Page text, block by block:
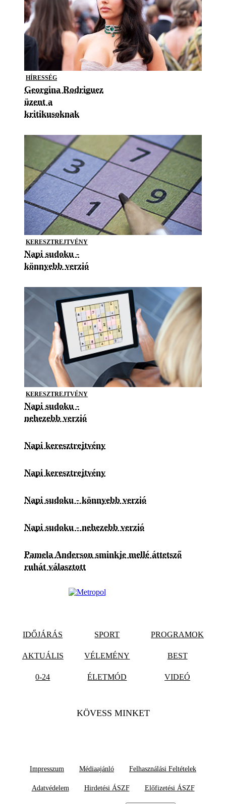
HÍRESSÉG
Georgina Rodriguez
üzent a
kritikusoknak
KERESZTREJTVÉNY
Napi sudoku -
könnyebb verzió
KERESZTREJTVÉNY
Napi sudoku -
nehezebb verzió
Napi keresztrejtvény
Napi keresztrejtvény
Napi sudoku - könnyebb verzió
Napi sudoku - nehezebb verzió
Pamela Anderson sminkje mellé áttetsző
ruhát választott
IDŐJÁRÁS SPORT PROGRAMOK
AKTUÁLIS VÉLEMÉNY BEST
0-24 ÉLETMÓD VIDEÓ
KÖVESS MINKET
Impresszum Médiaajánló Felhasználási Feltételek
Adatvédelem Hirdetési ÁSZF Előfizetési ÁSZF